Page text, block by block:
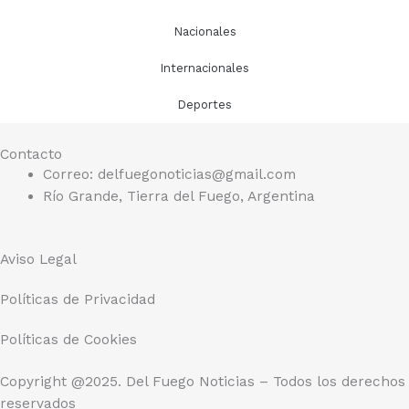
Nacionales
Internacionales
Deportes
Contacto
Correo: delfuegonoticias@gmail.com
Río Grande, Tierra del Fuego, Argentina
Aviso Legal
Políticas de Privacidad
Políticas de Cookies
Copyright @2025. Del Fuego Noticias – Todos los derechos
reservados